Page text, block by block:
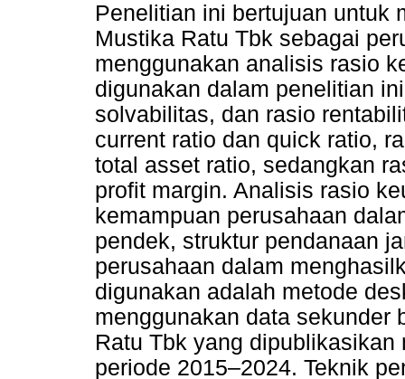
Penelitian ini bertujuan untuk
Mustika Ratu Tbk sebagai
menggunakan analisis rasio
digunakan dalam penelitian
solvabilitas, dan rasio
current ratio dan quick ratio,
total asset ratio, sedangkan
profit margin. Analisis rasio
kemampuan perusahaan
pendek, struktur pendanaan
perusahaan dalam
digunakan adalah metode
menggunakan data sekunder
Ratu Tbk yang
periode 2015–2024. Teknik